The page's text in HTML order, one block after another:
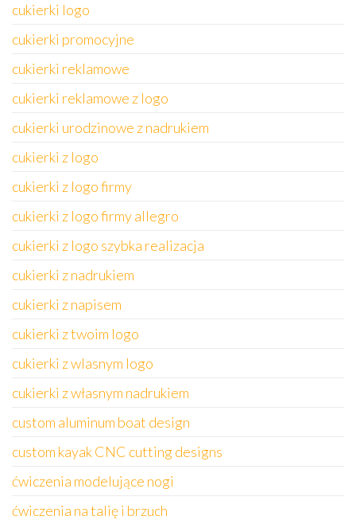
cukierki logo
cukierki promocyjne
cukierki reklamowe
cukierki reklamowe z logo
cukierki urodzinowe z nadrukiem
cukierki z logo
cukierki z logo firmy
cukierki z logo firmy allegro
cukierki z logo szybka realizacja
cukierki z nadrukiem
cukierki z napisem
cukierki z twoim logo
cukierki z wlasnym logo
cukierki z własnym nadrukiem
custom aluminum boat design
custom kayak CNC cutting designs
ćwiczenia modelujące nogi
ćwiczenia na talię i brzuch